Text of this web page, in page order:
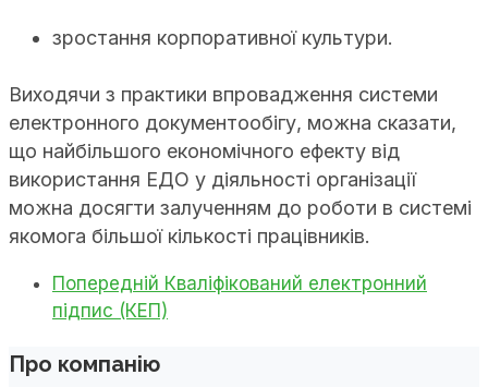
зростання корпоративної культури.
Виходячи з практики впровадження системи
електронного документообігу, можна сказати,
що найбільшого економічного ефекту від
використання ЕДО у діяльності організації
можна досягти залученням до роботи в системі
якомога більшої кількості працівників.
Попередній Кваліфікований електронний
підпис (КЕП)
Про компанію